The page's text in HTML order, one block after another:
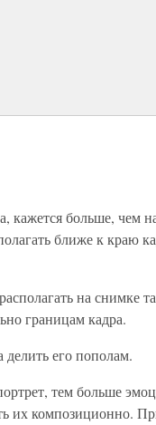
кажется больше, чем
ближе к краю
на снимке
границам кадра.
его пополам.
тем больше
их композиционно.